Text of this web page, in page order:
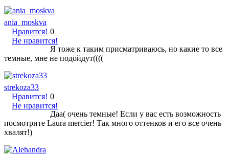
ania_moskva
Нравится!
Не нравится!
0
Я тоже к таким присматриваюсь, но какие то все
темные, мне не подойдут((((
strekoza33
Нравится!
Не нравится!
0
Даа( очень темные! Если у вас есть возможность
посмотрите Laura mercier! Так много оттенков и его все очень
хвалят!)